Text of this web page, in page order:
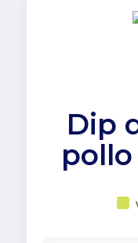
Dip